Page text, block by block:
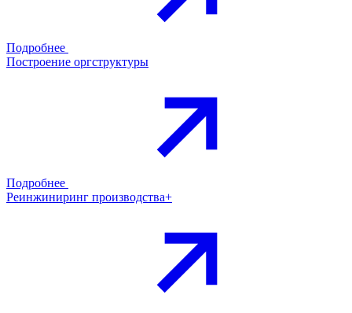
Подробнее
Построение оргструктуры
Подробнее
Реинжиниринг производства+